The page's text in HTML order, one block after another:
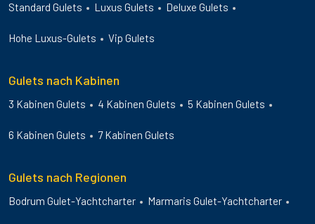
Standard Gulets Luxus Gulets Deluxe Gulets
Hohe Luxus-Gulets Vip Gulets
Gulets nach Kabinen
3 Kabinen Gulets 4 Kabinen Gulets 5 Kabinen Gulets
6 Kabinen Gulets 7 Kabinen Gulets
Gulets nach Regionen
Bodrum Gulet-Yachtcharter Marmaris Gulet-Yachtcharter